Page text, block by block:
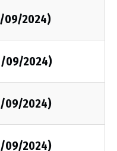
09/2024)
09/2024)
09/2024)
09/2024)